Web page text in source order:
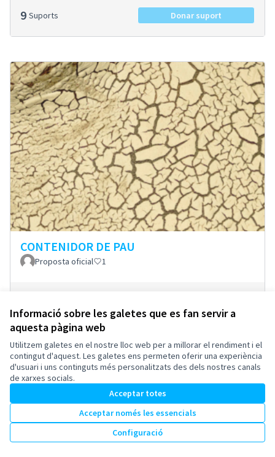
Informació sobre les galetes que es fan servir a
aquesta pàgina web
Utilitzem galetes en el nostre lloc web per a millorar el rendiment i el
contingut d'aquest. Les galetes ens permeten oferir una experiència
d'usuari i uns continguts més personalitzats des dels nostres canals
de xarxes socials.
Acceptar totes
Acceptar només les essencials
Configuració
9 Suports Donar suport
CONTENIDOR DE PAU
Proposta oficial 1
Termes i condicions d'ús
Configuració de les galetes
Esplugues de Llobregat a X
(Enllaç extern)
Esplugues de Llobregat a Facebook
(Enllaç extern)
Esplugues de Llobregat a Instagram
(Enllaç extern)
Esplugues de Llobregat a YouTube
(Enllaç extern)
Català Elegir el idioma